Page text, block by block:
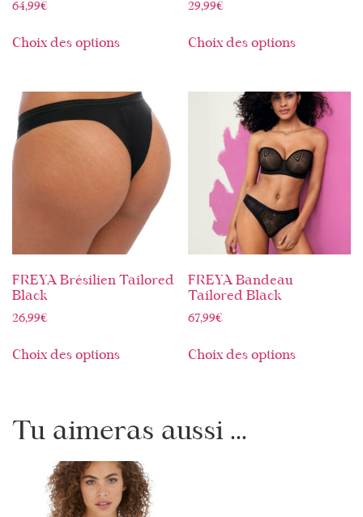
64,99€
Choix des options
29,99€
Choix des options
FREYA Brésilien Tailored
Black
26,99€
Choix des options
FREYA Bandeau
Tailored Black
67,99€
Choix des options
Tu aimeras aussi ...